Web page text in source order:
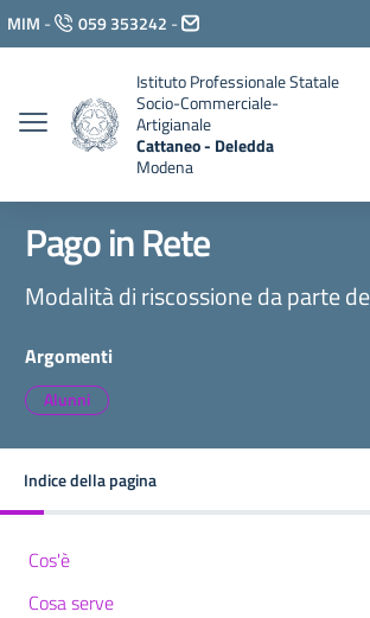
Vai ai contenuti
Vai al menu di navigazione
Vai al footer
MIM - 059 353242 -
Istituto Professionale Statale
Socio-Commerciale-
Artigianale
Cattaneo - Deledda
Modena
Pago in Rete
Modalità di riscossione da parte
Argomenti
Alunni
Indice della pagina
Cos'è
Cosa serve